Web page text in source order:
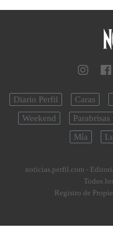
Diario Perfil Caras
Weekend
Parabrisas
Mía
noticias.perfil.com -
Todos
Registro de